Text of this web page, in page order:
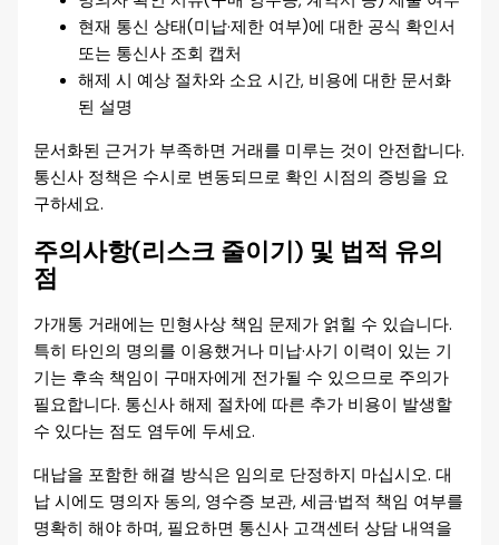
현재 통신 상태(미납·제한 여부)에 대한 공식 확인서
또는 통신사 조회 캡처
해제 시 예상 절차와 소요 시간, 비용에 대한 문서화
된 설명
문서화된 근거가 부족하면 거래를 미루는 것이 안전합니다.
통신사 정책은 수시로 변동되므로 확인 시점의 증빙을 요
구하세요.
주의사항(리스크 줄이기) 및 법적 유의
점
가개통 거래에는 민형사상 책임 문제가 얽힐 수 있습니다.
특히 타인의 명의를 이용했거나 미납·사기 이력이 있는 기
기는 후속 책임이 구매자에게 전가될 수 있으므로 주의가
필요합니다. 통신사 해제 절차에 따른 추가 비용이 발생할
수 있다는 점도 염두에 두세요.
대납을 포함한 해결 방식은 임의로 단정하지 마십시오. 대
납 시에도 명의자 동의, 영수증 보관, 세금·법적 책임 여부를
명확히 해야 하며, 필요하면 통신사 고객센터 상담 내역을